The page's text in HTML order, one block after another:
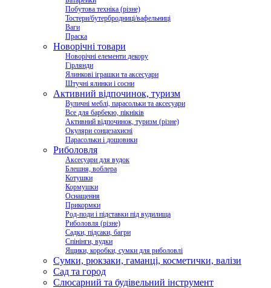
Побутова техніка (різне)
Тостери/бутербродниці/вафельниці
Ваги
Праска
Новорічні товари
Новорічні елементи декору
Гірлянди
Ялинкові іграшки та аксесуари
Штучні ялинки і сосни
Активний відпочинок, туризм
Вуличні меблі, парасольки та аксесуари
Все для барбекю, пікніків
Активний відпочинок, туризм (різне)
Окуляри сонцезахисні
Парасольки і дощовики
Риболовля
Аксесуари для вудок
Блешня, воблера
Котушки
Кормушки
Оснащення
Прикормки
Род-поди і підставки під вудилища
Риболовля (різне)
Садки, підсаки, багри
Спінінги, вудки
Ящики, коробки, сумки для риболовлі
Сумки, рюкзаки, гаманці, косметички, валізи
Сад та город
Слюсарний та будівельний інструмент